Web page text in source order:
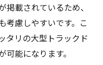
掲載されているため、
考慮しやすいです。こ
タリの大型トラックド
能になります。